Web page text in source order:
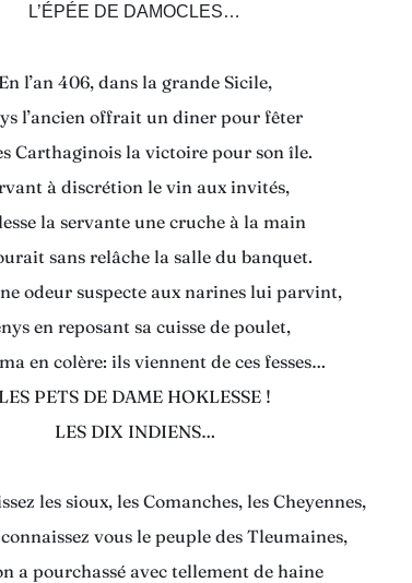
L’ÉPÉE DE DAMOCLES…
En l’an 406, dans la grande Sicile,
l’ancien offrait un diner pour fêter
Carthaginois la victoire pour son île.
à discrétion le vin aux invités,
la servante une cruche à la main
sans relâche la salle du banquet.
odeur suspecte aux narines lui parvint,
en reposant sa cuisse de poulet,
en colère: ils viennent de ces fesses…
LES PETS DE DAME HOKLESSE !
LES DIX INDIENS…
les sioux, les Comanches, les Cheyennes,
vous le peuple des Tleumaines,
a pourchassé avec tellement de haine